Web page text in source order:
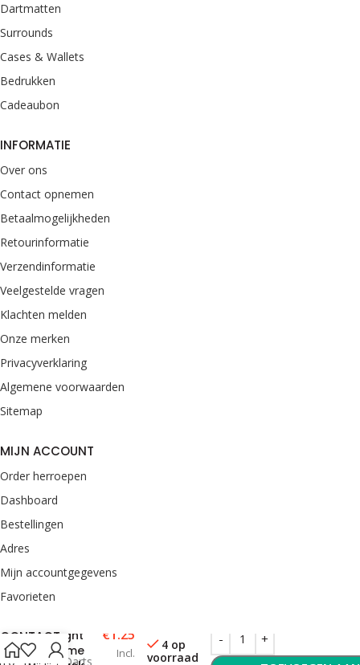
Dartmatten
Surrounds
Cases & Wallets
Bedrukken
Cadeaubon
INFORMATIE
Over ons
Contact opnemen
Betaalmogelijkheden
Retourinformatie
Verzendinformatie
Veelgestelde vragen
Klachten melden
Onze merken
Privacyverklaring
Algemene voorwaarden
Sitemap
MIJN ACCOUNT
Order herroepen
Dashboard
Bestellingen
Adres
Mijn accountgegevens
Favorieten
CONTACT
van Rooij Darts
Flight
Prime
€ 1.25
Incl.
4 op
voorraad